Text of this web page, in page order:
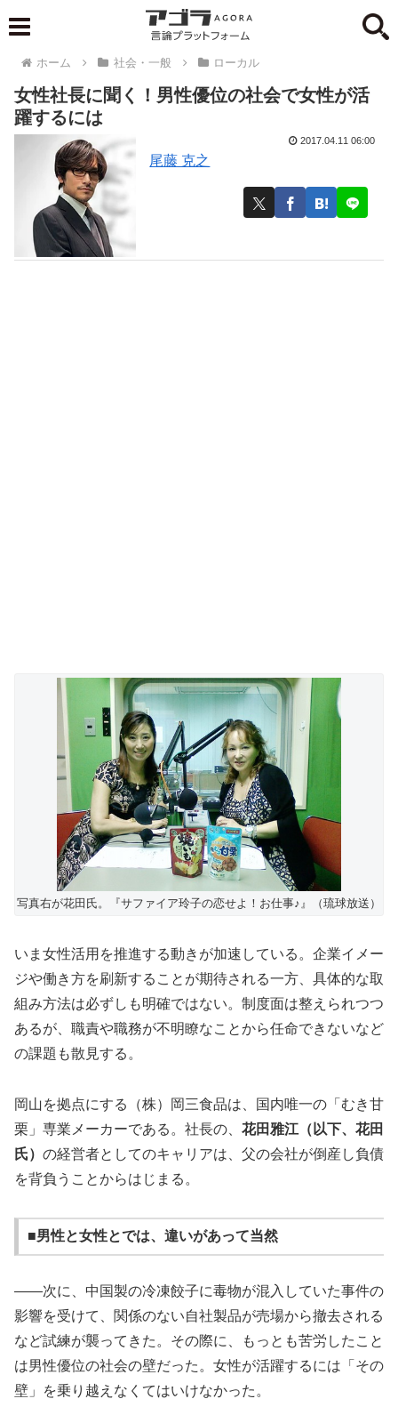
ホーム 社会・一般 ローカル
女性社長に聞く！男性優位の社会で女性が活
躍するには
尾藤 克之
2017.04.11 06:00
写真右が花田氏。『サファイア玲子の恋せよ！お仕事♪』（琉球放送）
いま女性活用を推進する動きが加速している。企業イメー
ジや働き方を刷新することが期待される一方、具体的な取
組み方法は必ずしも明確ではない。制度面は整えられつつ
あるが、職責や職務が不明瞭なことから任命できないなど
の課題も散見する。
岡山を拠点にする（株）岡三食品は、国内唯一の「むき甘
栗」専業メーカーである。社長の、 花田雅江（以下、花田
氏） の経営者としてのキャリアは、父の会社が倒産し負債
を背負うことからはじまる。
■男性と女性とでは、違いがあって当然
――次に、中国製の冷凍餃子に毒物が混入していた事件の
影響を受けて、関係のない自社製品が売場から撤去される
など試練が襲ってきた。その際に、もっとも苦労したこと
は男性優位の社会の壁だった。女性が活躍するには「その
壁」を乗り越えなくてはいけなかった。